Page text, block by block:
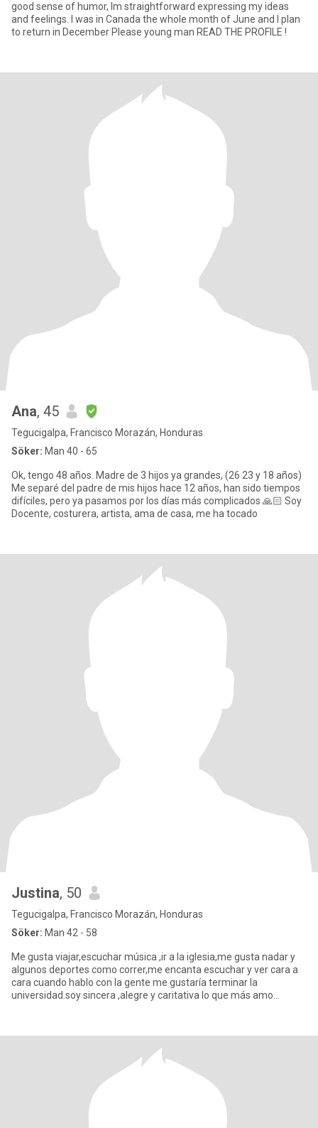
good sense of humor, Im straightforward expressing my ideas
and feelings. I was in Canada the whole month of June and I plan
to return in December Please young man READ THE PROFILE !
Ana, 45
Tegucigalpa, Francisco Morazán, Honduras
Söker: Man 40 - 65
Ok, tengo 48 años. Madre de 3 hijos ya grandes, (26 23 y 18 años)
Me separé del padre de mis hijos hace 12 años, han sido tiempos
difíciles, pero ya pasamos por los días más complicados 🙏🏻 Soy
Docente, costurera, artista, ama de casa, me ha tocado
Justina, 50
Tegucigalpa, Francisco Morazán, Honduras
Söker: Man 42 - 58
Me gusta viajar,escuchar música ,ir a la iglesia,me gusta nadar y
algunos deportes como correr,me encanta escuchar y ver cara a
cara cuando hablo con la gente me gustaría terminar la
universidad.soy sincera ,alegre y caritativa lo que más amo